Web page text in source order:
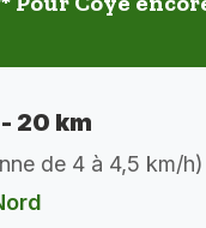
20 km
de 4 à 4,5 km/h)